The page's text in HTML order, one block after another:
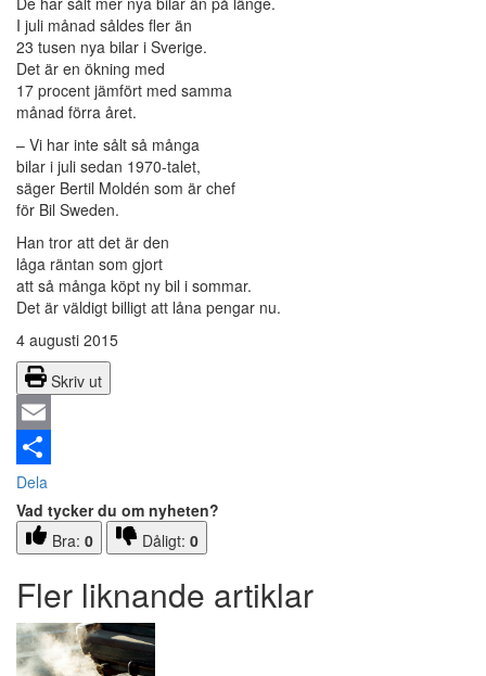
I juli månad såldes fler än
23 tusen nya bilar i Sverige.
Det är en ökning med
17 procent jämfört med samma
månad förra året.
– Vi har inte sålt så många
bilar i juli sedan 1970-talet,
säger Bertil Moldén som är chef
för Bil Sweden.
Han tror att det är den
låga räntan som gjort
att så många köpt ny bil i sommar.
Det är väldigt billigt att låna pengar nu.
4 augusti 2015
Skriv ut
Email
Dela
Vad tycker du om nyheten?
Bra: 0 Dåligt: 0
Fler liknande artiklar